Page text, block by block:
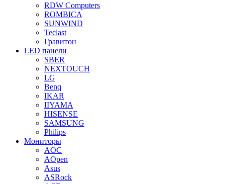
RDW Computers
ROMBICA
SUNWIND
Teclast
Гравитон
LED панели
SBER
NEXTOUCH
LG
Benq
IKAR
IIYAMA
HISENSE
SAMSUNG
Philips
Мониторы
AOC
AOpen
Asus
ASRock